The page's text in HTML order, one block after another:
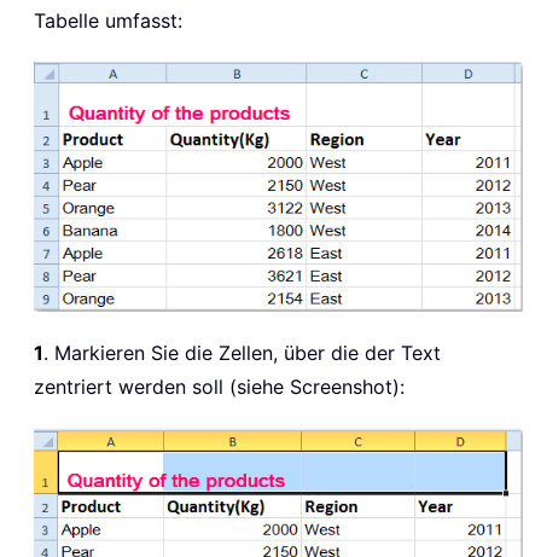
Tabelle umfasst:
1. Markieren Sie die Zellen, über die der Text
zentriert werden soll (siehe Screenshot):